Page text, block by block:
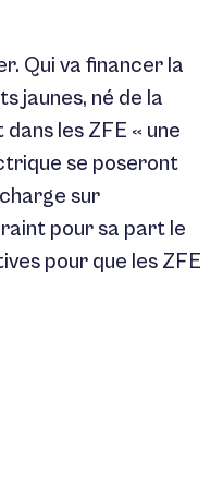
Qui va financer la
jaunes, né de la
les ZFE « une
se poseront
sur
pour sa part le
pour que les ZFE